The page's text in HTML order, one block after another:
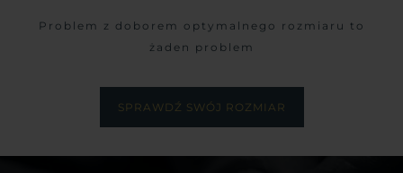
Problem z doborem optymalnego rozmiaru to
żaden problem
SPRAWDŹ SWÓJ ROZMIAR